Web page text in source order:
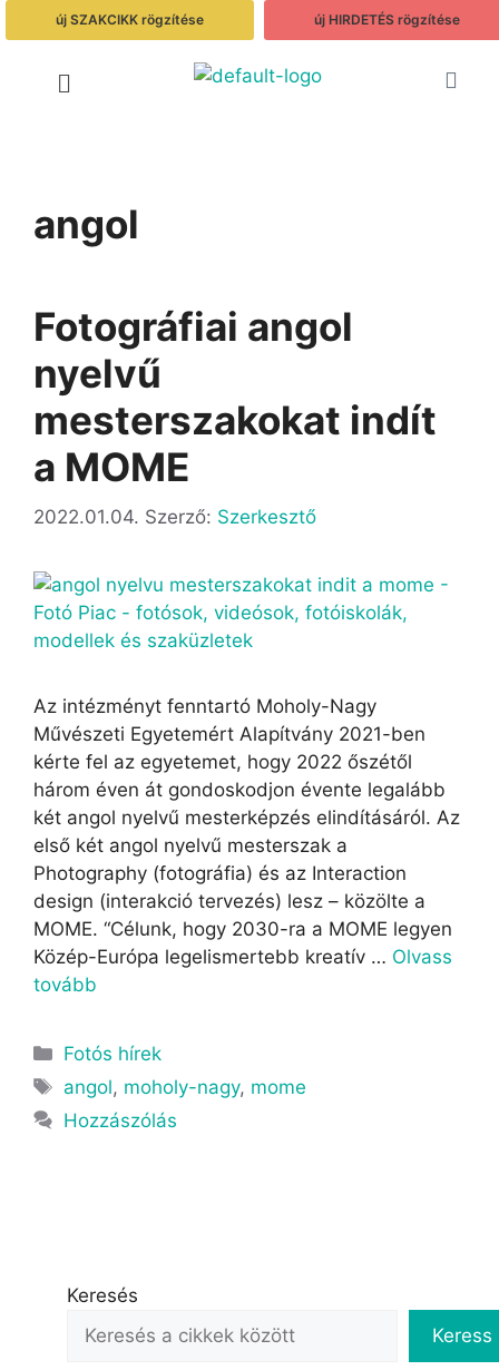
új SZAKCIKK rögzítése új HIRDETÉS rögzítése
angol
Fotográfiai angol
nyelvű
mesterszakokat indít
a MOME
2022.01.04. Szerző: Szerkesztő
Az intézményt fenntartó Moholy-Nagy
Művészeti Egyetemért Alapítvány 2021-ben
kérte fel az egyetemet, hogy 2022 őszétől
három éven át gondoskodjon évente legalább
két angol nyelvű mesterképzés elindításáról. Az
első két angol nyelvű mesterszak a
Photography (fotográfia) és az Interaction
design (interakció tervezés) lesz – közölte a
MOME. “Célunk, hogy 2030-ra a MOME legyen
Közép-Európa legelismertebb kreatív … Olvass
tovább
Fotós hírek
angol, moholy-nagy, mome
Hozzászólás
Keresés
Keress